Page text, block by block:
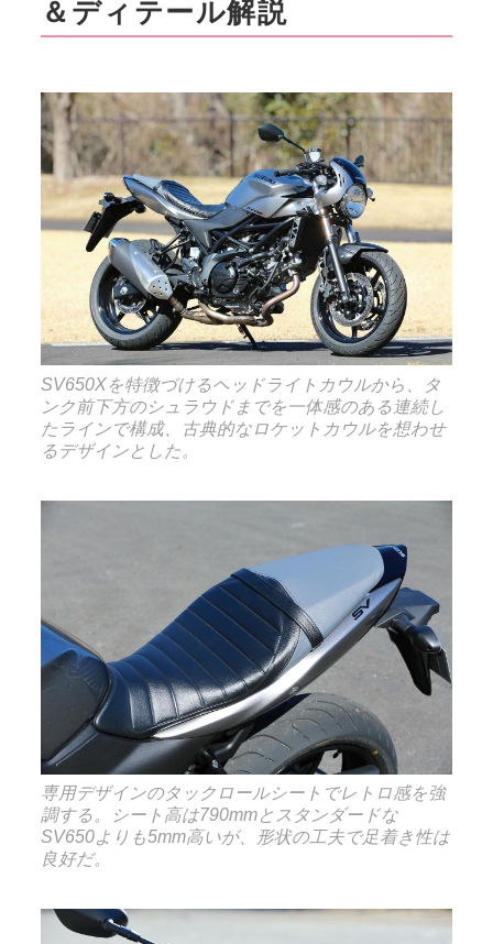
＆ディテール解説
SV650Xを特徴づけるヘッドライトカウルから、タ
ンク前下方のシュラウドまでを一体感のある連続し
たラインで構成、古典的なロケットカウルを想わせ
るデザインとした。
専用デザインのタックロールシートでレトロ感を強
調する。シート高は790mmとスタンダードな
SV650よりも5mm高いが、形状の工夫で足着き性は
良好だ。